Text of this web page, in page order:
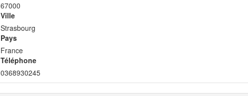
67000
Ville
Strasbourg
Pays
France
Téléphone
0368930245